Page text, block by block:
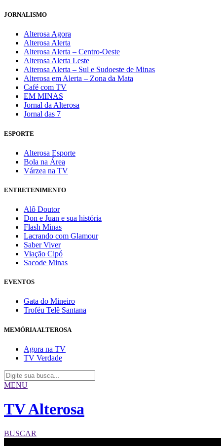
JORNALISMO
Alterosa Agora
Alterosa Alerta
Alterosa Alerta – Centro-Oeste
Alterosa Alerta Leste
Alterosa Alerta – Sul e Sudoeste de Minas
Alterosa em Alerta – Zona da Mata
Café com TV
EM MINAS
Jornal da Alterosa
Jornal das 7
ESPORTE
Alterosa Esporte
Bola na Área
Várzea na TV
ENTRETENIMENTO
Alô Doutor
Don e Juan e sua história
Flash Minas
Lacrando com Glamour
Saber Viver
Viação Cipó
Sacode Minas
EVENTOS
Gata do Mineiro
Troféu Telê Santana
MEMÓRIA ALTEROSA
Agora na TV
TV Verdade
MENU
TV Alterosa
BUSCAR